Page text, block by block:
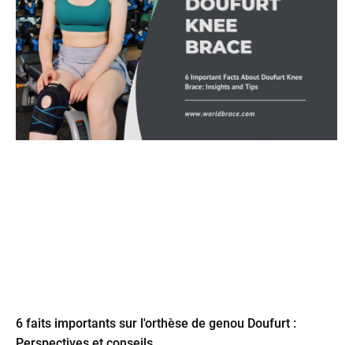
6 faits importants sur l'orthèse de genou Doufurt :